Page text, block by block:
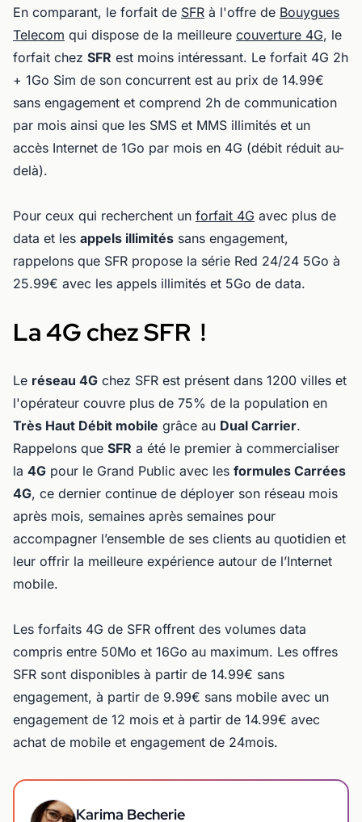
En comparant, le forfait de SFR à l'offre de Bouygues
Telecom qui dispose de la meilleure couverture 4G, le
forfait chez SFR est moins intéressant. Le forfait 4G 2h
+ 1Go Sim de son concurrent est au prix de 14.99€
sans engagement et comprend 2h de communication
par mois ainsi que les SMS et MMS illimités et un
accès Internet de 1Go par mois en 4G (débit réduit au-
delà).
Pour ceux qui recherchent un forfait 4G avec plus de
data et les appels illimités sans engagement,
rappelons que SFR propose la série Red 24/24 5Go à
25.99€ avec les appels illimités et 5Go de data.
La 4G chez SFR !
Le réseau 4G chez SFR est présent dans 1200 villes et
l'opérateur couvre plus de 75% de la population en
Très Haut Débit mobile grâce au Dual Carrier.
Rappelons que SFR a été le premier à commercialiser
la 4G pour le Grand Public avec les formules Carrées
4G, ce dernier continue de déployer son réseau mois
après mois, semaines après semaines pour
accompagner l’ensemble de ses clients au quotidien et
leur offrir la meilleure expérience autour de l’Internet
mobile.
Les forfaits 4G de SFR offrent des volumes data
compris entre 50Mo et 16Go au maximum. Les offres
SFR sont disponibles à partir de 14.99€ sans
engagement, à partir de 9.99€ sans mobile avec un
engagement de 12 mois et à partir de 14.99€ avec
achat de mobile et engagement de 24mois.
Karima Becherie